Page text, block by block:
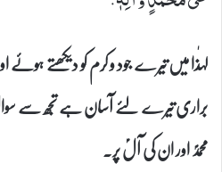
لہٰذا میں تیرے جود و کرم کو دیکھتے
براری تیرے لئے آسان ہے تجھ سے
محمدؐ اور ان کی آلؑ پر۔